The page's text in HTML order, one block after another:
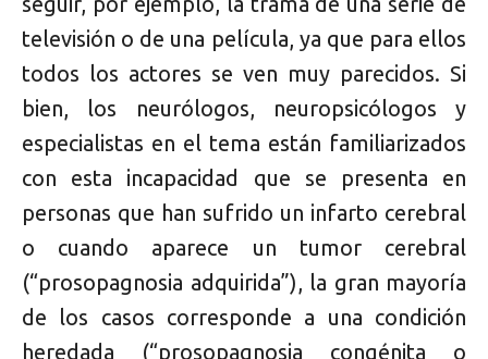
televisión o de una película, ya que para ellos
todos los actores se ven muy parecidos. Si
bien, los neurólogos, neuropsicólogos y
especialistas en el tema están familiarizados
con esta incapacidad que se presenta en
personas que han sufrido un infarto cerebral
o cuando aparece un tumor cerebral
(“prosopagnosia adquirida”), la gran mayoría
de los casos corresponde a una condición
heredada (“prosopagnosia congénita o